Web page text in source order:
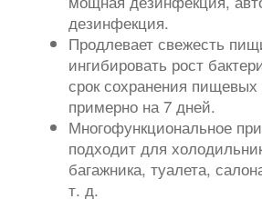
дезинфекция.
Продлевает свежесть
ингибировать рост
срок сохранения пищевых
примерно на 7 дней.
Многофункциональное
подходит для
багажника, туалета,
т. д.